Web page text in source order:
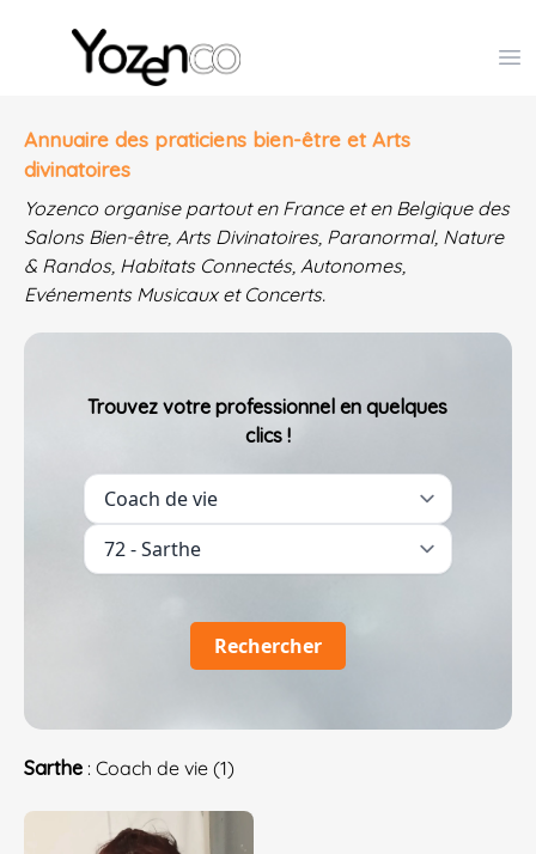
Yozenco - Organisateur de Salons, Evénements et
Annuaire des praticiens bien-être et Arts
divinatoires
Yozenco organise partout en France et en Belgique des
Salons Bien-être, Arts Divinatoires, Paranormal, Nature
& Randos, Habitats Connectés, Autonomes,
Evénements Musicaux et Concerts.
Trouvez votre professionnel en quelques
clics !
Rechercher
Sarthe : Coach de vie (1)